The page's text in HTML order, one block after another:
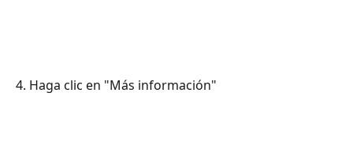
4. Haga clic en "Más información"